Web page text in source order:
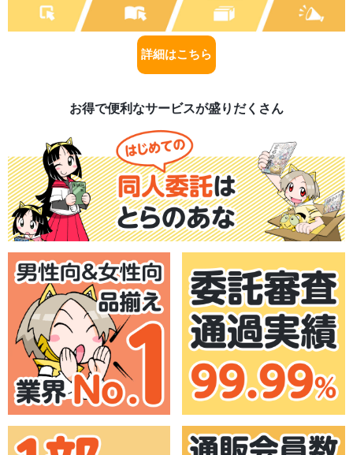
詳細はこちら
お得で便利なサービスが盛りだくさん